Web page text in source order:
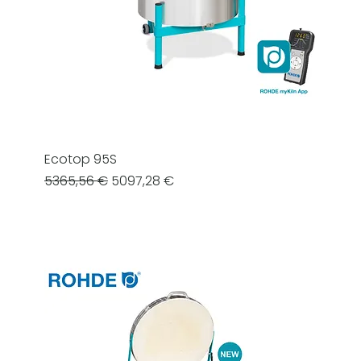
Ecotop 95S
Prezzo regolare
5365,56 € Prezzo scontato
5097,28 €